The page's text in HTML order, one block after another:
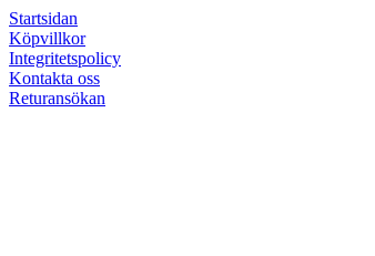
Startsidan
Köpvillkor
Integritetspolicy
Kontakta oss
Returansökan